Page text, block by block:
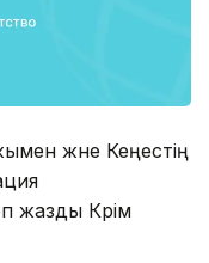
және Кеңестің
жазды Кәрім